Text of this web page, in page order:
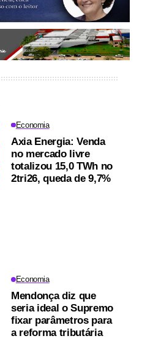
Economia
Axia Energia: Venda
no mercado livre
totalizou 15,0 TWh no
2tri26, queda de 9,7%
Economia
Mendonça diz que
seria ideal o Supremo
fixar parâmetros para
a reforma tributária